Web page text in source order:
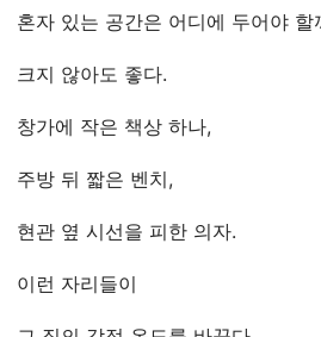
혼자 있는 공간은 어디에 두어야 할
크지 않아도 좋다.
창가에 작은 책상 하나,
주방 뒤 짧은 벤치,
현관 옆 시선을 피한 의자.
이런 자리들이